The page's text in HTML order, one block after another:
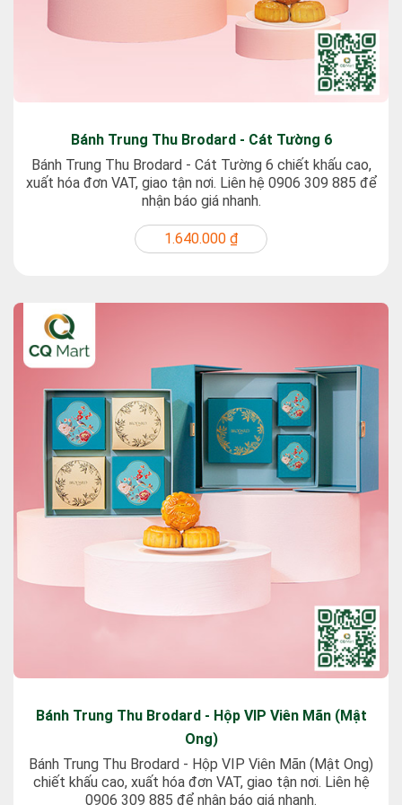
Bánh Trung Thu Brodard - Cát Tường 6
Bánh Trung Thu Brodard - Cát Tường 6 chiết khấu cao,
xuất hóa đơn VAT, giao tận nơi. Liên hệ 0906 309 885 để
nhận báo giá nhanh.
1.640.000 ₫
Bánh Trung Thu Brodard - Hộp VIP Viên Mãn (Mật
Ong)
Bánh Trung Thu Brodard - Hộp VIP Viên Mãn (Mật Ong)
chiết khấu cao, xuất hóa đơn VAT, giao tận nơi. Liên hệ
0906 309 885 để nhận báo giá nhanh.